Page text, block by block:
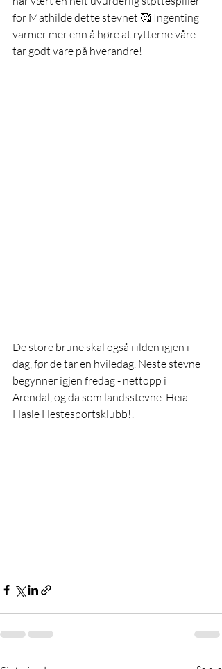
for Mathilde dette stevnet 🥰 Ingenting
varmer mer enn å høre at rytterne våre
tar godt vare på hverandre!
De store brune skal også i ilden igjen i
dag, før de tar en hviledag. Neste stevne
begynner igjen fredag - nettopp i
Arendal, og da som landsstevne. Heia
Hasle Hestesportsklubb!!